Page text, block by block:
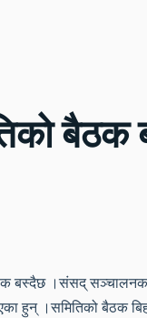
बैठक
बस्दैछ ।संसद्
हुन् ।समितिको बैठक